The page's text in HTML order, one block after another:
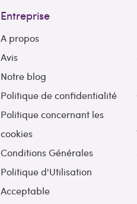
Entreprise
A propos
Avis
Notre blog
Politique de confidentialité
Politique concernant les
cookies
Conditions Générales
Politique d'Utilisation
Acceptable